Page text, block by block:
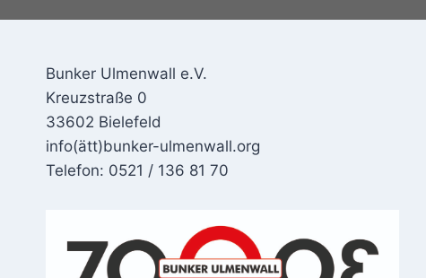
Bunker Ulmenwall e.V.
Kreuzstraße 0
33602 Bielefeld
info(ätt)bunker-ulmenwall.org
Telefon: 0521 / 136 81 70